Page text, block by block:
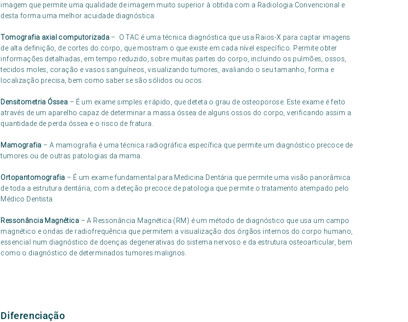
imagem que permite uma qualidade de imagem muito superior à obtida com a Radiologia Convencional e
desta forma uma melhor acuidade diagnóstica.
Tomografia axial computorizada– O TAC é uma técnica diagnóstica que usa Raios-X para captar imagens
de alta definição, de cortes do corpo, que mostram o que existe em cada nível específico. Permite obter
informações detalhadas, em tempo reduzido, sobre muitas partes do corpo, incluindo os pulmões, ossos,
tecidos moles, coração e vasos sanguíneos, visualizando tumores, avaliando o seu tamanho, forma e
localização precisa, bem como saber se são sólidos ou ocos.
Densitometria Óssea – É um exame simples e rápido, que deteta o grau de osteoporose. Este exame é feito
através de um aparelho capaz de determinar a massa óssea de alguns ossos do corpo, verificando assim a
quantidade de perda óssea e o risco de fratura.
Mamografia – A mamografia é uma técnica radiográfica específica que permite um diagnóstico precoce de
tumores ou de outras patologias da mama.
Ortopantomografia – É um exame fundamental para Medicina Dentária que permite uma visão panorâmica
de toda a estrutura dentária, com a deteção precoce de patologia que permite o tratamento atempado pelo
Médico Dentista.
Ressonância Magnética – A Ressonância Magnética (RM) é um método de diagnóstico que usa um campo
magnético e ondas de radiofrequência que permitem a visualização dos órgãos internos do corpo humano,
essencial num diagnóstico de doenças degenerativas do sistema nervoso e da estrutura osteoarticular, bem
como o diagnóstico de determinados tumores malignos.
Diferenciação